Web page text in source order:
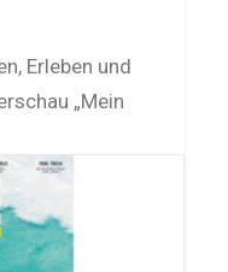
Erleben und
„Mein